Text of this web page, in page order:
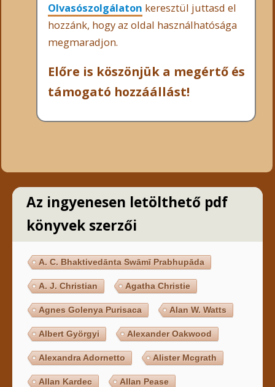
Olvasószolgálaton keresztül juttasd el
hozzánk, hogy az oldal használhatósága
megmaradjon.
Előre is köszönjük a megértő és
támogató hozzáállást!
Az ingyenesen letölthető pdf
könyvek szerzői
A. C. Bhaktivedānta Swāmī Prabhupāda
A. J. Christian Agatha Christie
Agnes Golenya Purisaca Alan W. Watts
Albert Györgyi Alexander Oakwood
Alexandra Adornetto Alister Mcgrath
Allan Kardec Allan Pease